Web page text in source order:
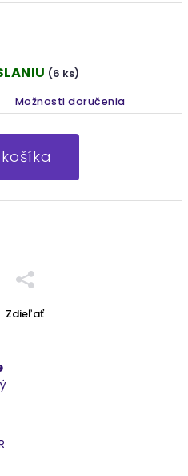
(6 ks)
Možnosti doručenia
Zdieľať